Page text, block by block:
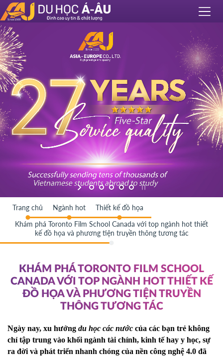
Trang chủ Ngành hot Thiết kế đồ họa
Khám phá Toronto Film School Canada với top ngành hot thiết
kế đồ họa và phương tiện truyền thông tương tác
KHÁM PHÁ TORONTO FILM SCHOOL
CANADA VỚI TOP NGÀNH HOT THIẾT KẾ
ĐỒ HỌA VÀ PHƯƠNG TIỆN TRUYỀN
THÔNG TƯƠNG TÁC
Ngày nay, xu hướng du học các nước của các bạn trẻ không
chỉ tập trung vào khối ngành tài chính, kinh tế hay y học, sự
ra đời và phát triển nhanh chóng của nền công nghệ 4.0 đã